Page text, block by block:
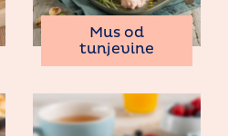
Mus od
tunjevine